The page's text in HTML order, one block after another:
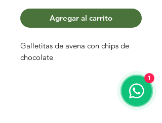
Agregar al carrito
Galletitas de avena con chips de
chocolate
1